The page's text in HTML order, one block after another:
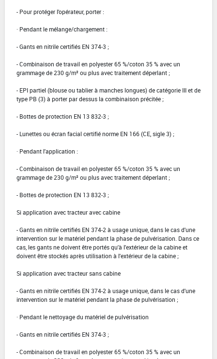
- Pour protéger l'opérateur, porter :
· Pendant le mélange/chargement :
- Gants en nitrile certifiés EN 374-3 ;
- Combinaison de travail en polyester 65 %/coton 35 % avec un
grammage de 230 g/m² ou plus avec traitement déperlant ;
- EPI partiel (blouse ou tablier à manches longues) de catégorie III et de
type PB (3) à porter par dessus la combinaison précitée ;
- Bottes de protection EN 13 832-3 ;
- Lunettes ou écran facial certifié norme EN 166 (CE, sigle 3) ;
· Pendant l'application :
- Combinaison de travail en polyester 65 %/coton 35 % avec un
grammage de 230 g/m² ou plus avec traitement déperlant ;
- Bottes de protection EN 13 832-3 ;
Si application avec tracteur avec cabine
- Gants en nitrile certifiés EN 374-2 à usage unique, dans le cas d'une
intervention sur le matériel pendant la phase de pulvérisation. Dans ce
cas, les gants ne doivent être portés qu'à l'extérieur de la cabine et
doivent être stockés après utilisation à l'extérieur de la cabine ;
Si application avec tracteur sans cabine
- Gants en nitrile certifiés EN 374-2 à usage unique, dans le cas d'une
intervention sur le matériel pendant la phase de pulvérisation ;
· Pendant le nettoyage du matériel de pulvérisation
- Gants en nitrile certifiés EN 374-3 ;
- Combinaison de travail en polyester 65 %/coton 35 % avec un